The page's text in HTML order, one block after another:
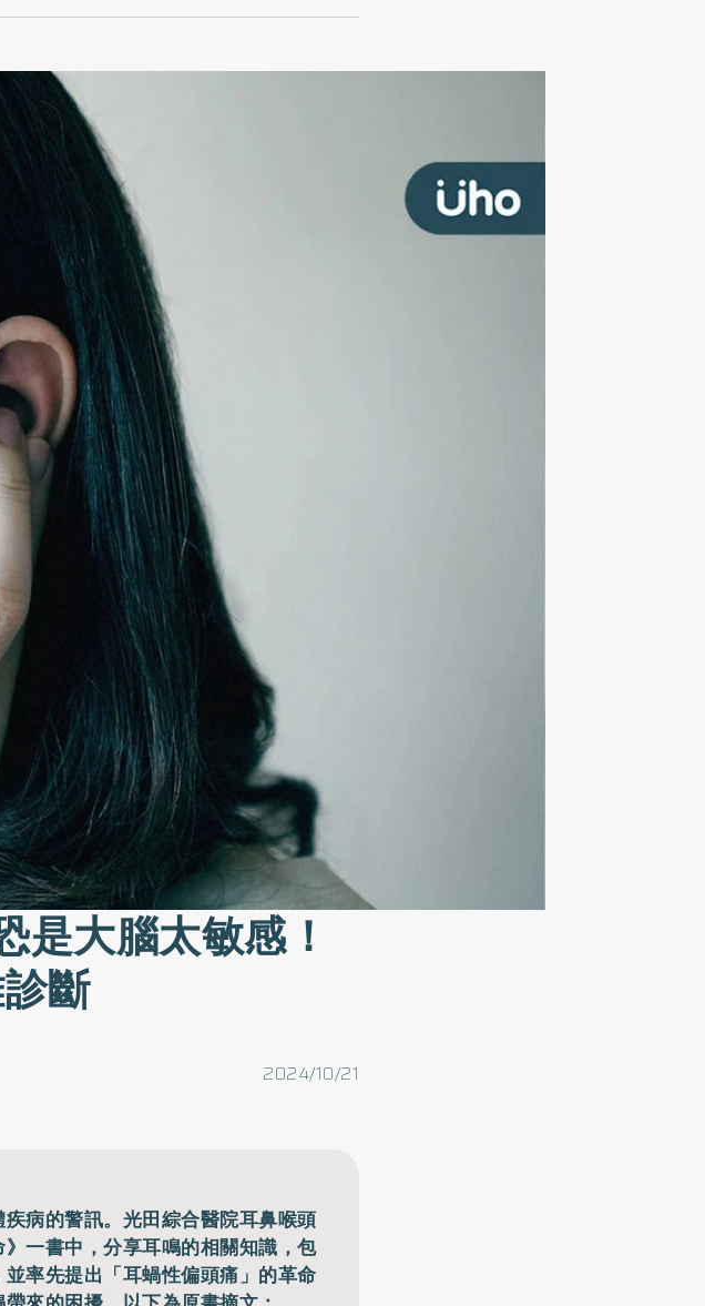
大腦太敏感！
斷
2024/10/21
病的警訊。光田綜合醫院耳鼻喉頭
一書中，分享耳鳴的相關知識，包
率先提出「耳蝸性偏頭痛」的革命